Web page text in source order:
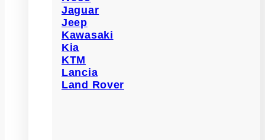
Jaguar
Jeep
Kawasaki
Kia
KTM
Lancia
Land Rover